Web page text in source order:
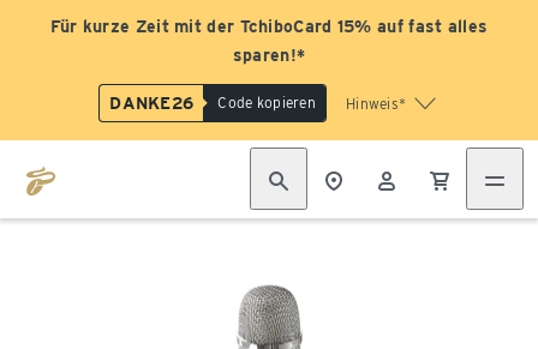
Für kurze Zeit mit der TchiboCard 15% auf fast alles
sparen!*
DANKE26 Code kopieren Hinweis*